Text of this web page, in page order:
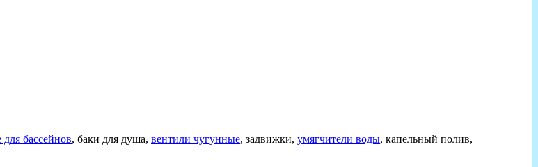
бассейнов, баки для душа, вентили чугунные, задвижки, умягчители воды, капельный полив,